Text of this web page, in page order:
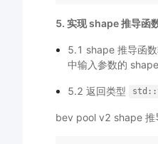
5. 实现 shape 推导函
5.1 shape 推导函
中输入参数的 shape
5.2 返回类型
bev pool v2 shape 推